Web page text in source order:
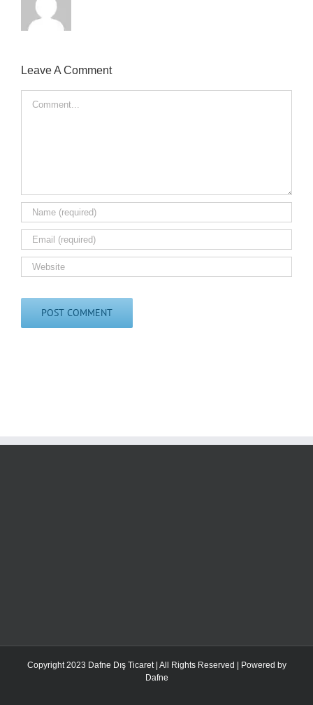
Leave A Comment
Copyright 2023 Dafne Dış Ticaret | All Rights Reserved | Powered by
Dafne